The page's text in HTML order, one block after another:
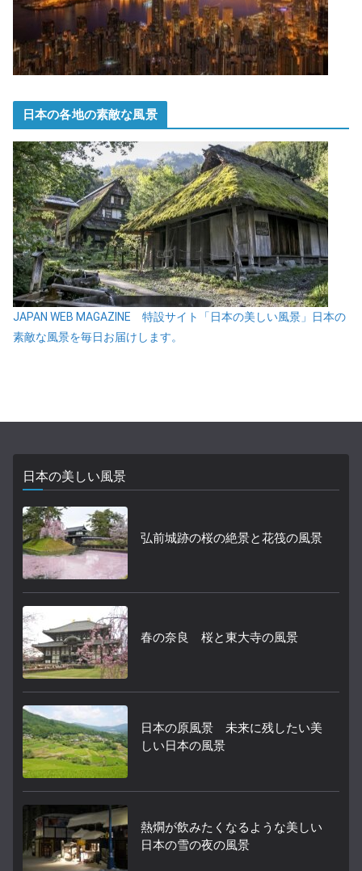
日本の各地の素敵な風景
JAPAN WEB MAGAZINE 特設サイト「日本の美しい風景」日本の
素敵な風景を毎日お届けします。
日本の美しい風景
弘前城跡の桜の絶景と花筏の風景
春の奈良 桜と東大寺の風景
日本の原風景 未来に残したい美
しい日本の風景
熱燗が飲みたくなるような美しい
日本の雪の夜の風景